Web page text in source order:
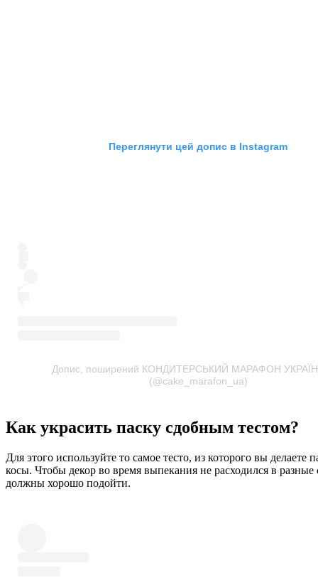
Переглянути цей допис в Instagram
Допис, поширений КОНДИТЕРСЬКИЙ МАРАФОН
(@cake_marafon_ua)
Как украсить паску сдобным тестом?
Для этого используйте то самое тесто, из которого вы
косы. Чтобы декор во время выпекания не расходился в
должны хорошо подойти.